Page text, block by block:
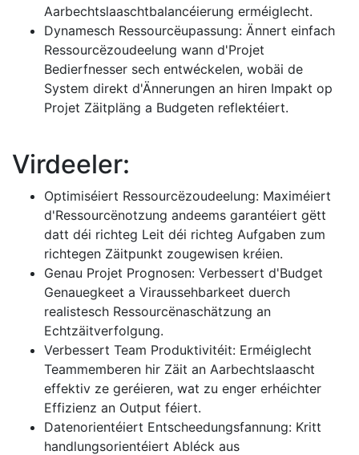
Aarbechtslaaschtbalancéierung erméiglecht.
Dynamesch Ressourcëupassung: Ännert einfach
Ressourcëzoudeelung wann d'Projet
Bedierfnesser sech entwéckelen, wobäi de
System direkt d'Ännerungen an hiren Impakt op
Projet Zäitpläng a Budgeten reflektéiert.
Virdeeler:
Optimiséiert Ressourcëzoudeelung: Maximéiert
d'Ressourcënotzung andeems garantéiert gëtt
datt déi richteg Leit déi richteg Aufgaben zum
richtegen Zäitpunkt zougewisen kréien.
Genau Projet Prognosen: Verbessert d'Budget
Genauegkeet a Viraussehbarkeet duerch
realistesch Ressourcënaschätzung an
Echtzäitverfolgung.
Verbessert Team Produktivitéit: Erméiglecht
Teammemberen hir Zäit an Aarbechtslaascht
effektiv ze geréieren, wat zu enger erhéichter
Effizienz an Output féiert.
Datenorientéiert Entscheedungsfannung: Kritt
handlungsorientéiert Abléck aus